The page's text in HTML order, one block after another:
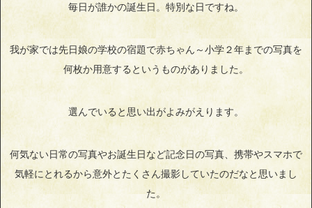
毎日が誰かの誕生日。特別な日ですね。
我が家では先日娘の学校の宿題で赤ちゃん～小学２年までの写真を
何枚か用意するというものがありました。
選んでいると思い出がよみがえります。
何気ない日常の写真やお誕生日など記念日の写真、携帯やスマホで
気軽にとれるから意外とたくさん撮影していたのだなと思いまし
た。